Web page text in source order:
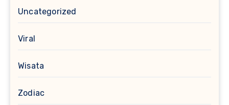
Uncategorized
Viral
Wisata
Zodiac